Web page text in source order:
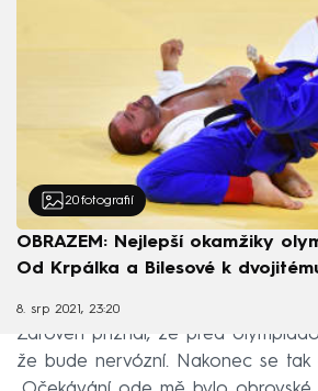
20 fotografií
OBRAZEM: Nejlepší okamžiky
Od Krpálka a Bilesové k
8. srp 2021, 23:20
Zároveň přiznal, že před
že bude nervózní. Nakonec se tak